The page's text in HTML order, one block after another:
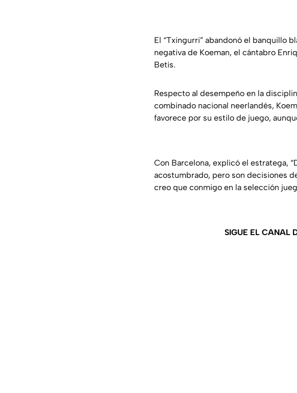
El “Txingurri” abandonó el banquillo
negativa de Koeman, el cántabro
Betis.
Respecto al desempeño en la
combinado nacional neerlandés,
favorece por su estilo de juego,
Con Barcelona, explicó el estratega,
acostumbrado, pero son decisiones
creo que conmigo en la selección
SIGUE EL CANAL